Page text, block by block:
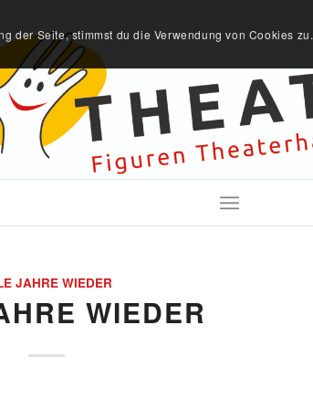
JAHRE WIEDER
WIEDER
der Seite, stimmst du die Verwendung von Cookies zu.